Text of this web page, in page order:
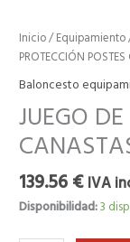
Inicio/Equipamiento
PROTECCIÓN
Baloncesto
JUEGO
139.56€ IVA
Disponibilidad:3